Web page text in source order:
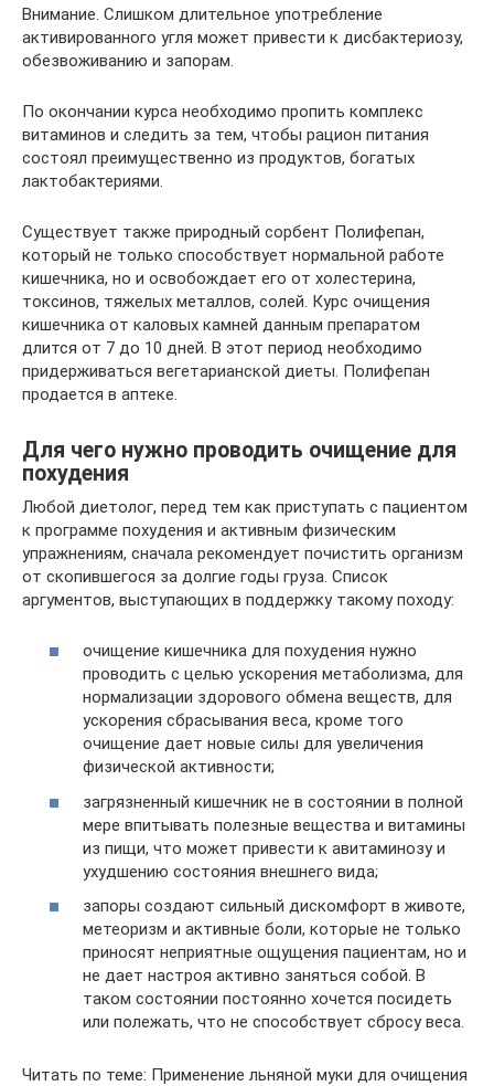
Внимание. Слишком длительное употребление
активированного угля может привести к дисбактериозу,
обезвоживанию и запорам.
По окончании курса необходимо пропить комплекс
витаминов и следить за тем, чтобы рацион питания
состоял преимущественно из продуктов, богатых
лактобактериями.
Существует также природный сорбент Полифепан,
который не только способствует нормальной работе
кишечника, но и освобождает его от холестерина,
токсинов, тяжелых металлов, солей. Курс очищения
кишечника от каловых камней данным препаратом
длится от 7 до 10 дней. В этот период необходимо
придерживаться вегетарианской диеты. Полифепан
продается в аптеке.
Для чего нужно проводить очищение для
похудения
Любой диетолог, перед тем как приступать с пациентом
к программе похудения и активным физическим
упражнениям, сначала рекомендует почистить организм
от скопившегося за долгие годы груза. Список
аргументов, выступающих в поддержку такому походу:
очищение кишечника для похудения нужно
проводить с целью ускорения метаболизма, для
нормализации здорового обмена веществ, для
ускорения сбрасывания веса, кроме того
очищение дает новые силы для увеличения
физической активности;
загрязненный кишечник не в состоянии в полной
мере впитывать полезные вещества и витамины
из пищи, что может привести к авитаминозу и
ухудшению состояния внешнего вида;
запоры создают сильный дискомфорт в животе,
метеоризм и активные боли, которые не только
приносят неприятные ощущения пациентам, но и
не дает настроя активно заняться собой. В
таком состоянии постоянно хочется посидеть
или полежать, что не способствует сбросу веса.
Читать по теме: Применение льняной муки для очищения